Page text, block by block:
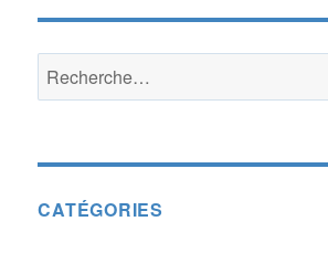
Recherche
pour :
CATÉGORIES